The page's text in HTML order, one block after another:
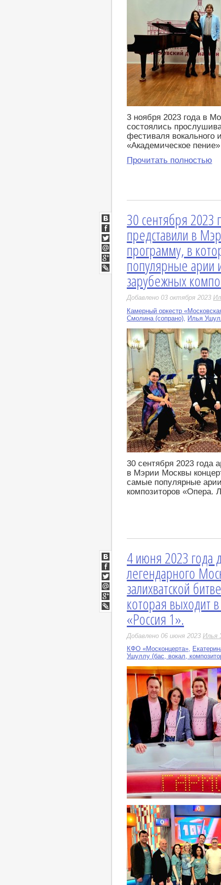
3 ноября 2023 года в
состоялись
фестиваля вокального
«Академическое
Прочитать полностью
30 сентября 2023
представили в
программу, в
популярные арии
зарубежных
Добавлено 03 октября 2023
Камерный оркестр
Смолина (сопрано)
Илья
30 сентября 2023 года
в Мэрии Москвы
самые популярные
композиторов «Опера.
ВКонтакте
Facebook
Twitter
Мой
Мир
Google+
LiveJournal
4 июня 2023 года
легендарного
залихватской
которая выходит
«Россия 1».
Добавлено 06 июня 2023 Илья
КФО «Москонцерта»,
Ушуллу (бас, вокал,
ВКонтакте
Facebook
Twitter
Мой
Мир
Google+
LiveJournal